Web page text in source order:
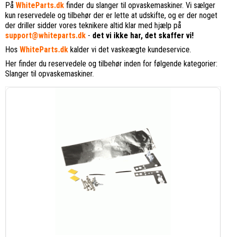
På WhiteParts.dk finder du slanger til opvaskemaskiner. Vi sælger
kun reservedele og tilbehør der er lette at udskifte, og er der noget
der driller sidder vores teknikere altid klar med hjælp på
support@whiteparts.dk - det vi ikke har, det skaffer vi!
Hos WhiteParts.dk kalder vi det vaskeægte kundeservice.
Her finder du reservedele og tilbehør inden for følgende kategorier:
Slanger til opvaskemaskiner.